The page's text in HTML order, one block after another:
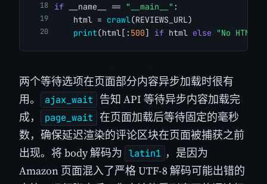
if __name__ == "__main__" :
    html =
crawl(REVIEWS_URL)
print(html[:500] if html else "No HTML
两个等待选项在页面部分内容异步加载时很有
用。
ajax_wait
告知 API 等待异步内容加载完
成，
page_wait 在页面加载后等待固定的毫秒
数，确保延迟渲染的评论区块在页面被捕获之前
出现。将 body 解码为 latin1 ，是因为
Amazon 页面混入了严格 UTF-8 解码可能出错的